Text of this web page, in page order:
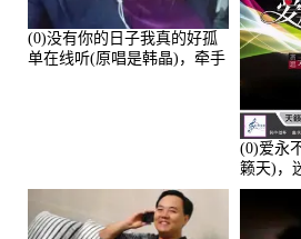
(0)没有你的日子我真的好孤
单在线听(原唱是韩晶)，牵手
(0)爱永
籁天)，
离]演唱